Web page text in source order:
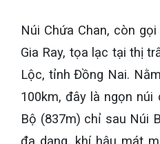
Núi Chứa Chan, còn
Gia Ray, tọa lạc tại thị
Lộc, tỉnh Đồng Nai.
100km, đây là ngọn
Bộ (837m) chỉ sau Núi